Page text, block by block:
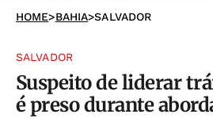
HOME>BAHIA>SALVADOR
SALVADOR
Suspeito de liderar
é preso durante